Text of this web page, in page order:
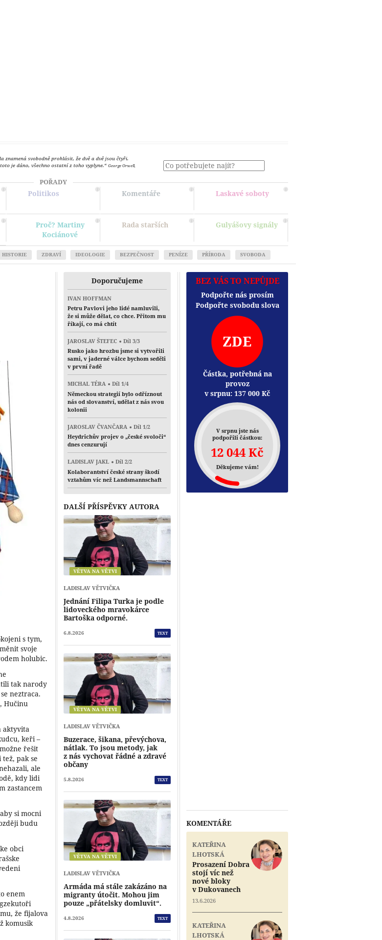
znamená svobodně prohlásit, že dvě a dvě jsou čtyři.
je dáno, všechno ostatní z toho vyplyne.“ George Orwell,
POŘADY
Politikos Komentáře Laskavé soboty
Proč? Martiny
Kociánové
Rada starších Gulyášovy signály
HISTORIE ZDRAVÍ IDEOLOGIE BEZPEČNOST PENÍZE PŘÍRODA SVOBODA
s tym,
svoje
holubic.
tak narody
neztraca.
Hučinu
aktyvita
keři –
řešit
pak se
ale
kdy lidi
zastancem
si mocni
budu
obci
enem
že fijalova
komusik
Doporučujeme
IVAN HOFFMAN
Petru Pavlovi jeho lidé namluvili,
že si může dělat, co chce. Přitom mu
říkají, co má chtít
JAROSLAV ŠTEFEC
Díl 3/3
Rusko jako hrozbu jsme si vytvořili
sami, v jaderné válce bychom seděli
v první řadě
MICHAL TÉRA
Díl 1/4
Německou strategií bylo odříznout
nás od slovanství, udělat z nás svou
kolonii
JAROSLAV ČVANČARA
Díl 1/2
Heydrichův projev o „české svoloči“
dnes cenzurují
LADISLAV JAKL
Díl 2/2
Kolaborantství české strany škodí
vztahům víc než Landsmannschaft
DALŠÍ PŘÍSPĚVKY AUTORA
VĚTVA NA VĚTVI
LADISLAV VĚTVIČKA
Jednání Filipa Turka je podle
lidoveckého mravokárce
Bartoška odporné.
6.8.2026 TEXT
VĚTVA NA VĚTVI
LADISLAV VĚTVIČKA
Buzerace, šikana, převýchova,
nátlak. To jsou metody, jak
z nás vychovat řádné a zdravé
občany
5.8.2026 TEXT
VĚTVA NA VĚTVI
LADISLAV VĚTVIČKA
Armáda má stále zakázáno na
migranty útočit. Mohou jim
pouze „přátelsky domluvit“.
4.8.2026 TEXT
BEZ VÁS TO NEPŮJDE
Podpořte nás prosím
Podpořte svobodu slova
ZDE
Částka, potřebná na
provoz
v srpnu: 137 000 Kč
V srpnu jste nás
podpořili částkou:
12 044 Kč
Děkujeme vám!
KOMENTÁŘE
KATEŘINA
LHOTSKÁ
Prosazení Dobra
stojí víc než
nové bloky
v Dukovanech
13.6.2026
KATEŘINA
LHOTSKÁ